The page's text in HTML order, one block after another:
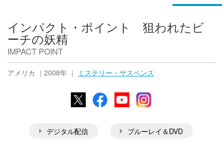
インパクト・ポイント 狙われたビ
ーチの妖精
IMPACT POINT
アメリカ ｜2008年 ｜ ミステリー・サスペンス
X FacebookYouTubeInstagram
デジタル配信 ブルーレイ＆DVD